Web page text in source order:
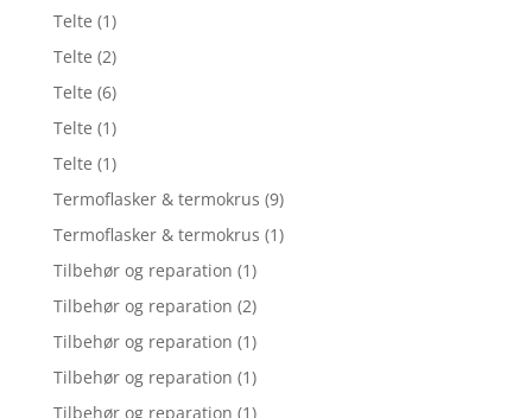
Telte (1)
Telte (2)
Telte (6)
Telte (1)
Telte (1)
Termoflasker & termokrus (9)
Termoflasker & termokrus (1)
Tilbehør og reparation (1)
Tilbehør og reparation (2)
Tilbehør og reparation (1)
Tilbehør og reparation (1)
Tilbehør og reparation (1)